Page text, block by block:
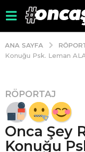
ANA SAYFA
Konuğu Psk. Leman
6
y
l
ö
RÖPORTAJ
Onca Şey
Konuğu